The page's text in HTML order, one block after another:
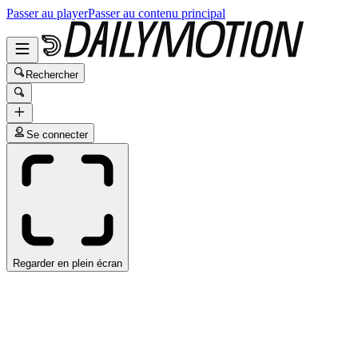
Passer au playerPasser au contenu principal
Rechercher
Se connecter
Regarder en plein écran